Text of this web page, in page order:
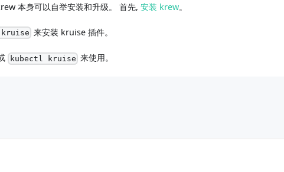
本身可以自举安装和升级。 首先, 安装 krew。
来安装 kruise 插件。
kubectl kruise 来使用。